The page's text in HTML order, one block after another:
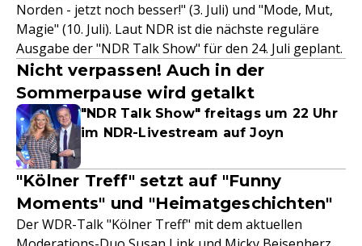
Norden - jetzt noch besser!" (3. Juli) und "Mode, Mut,
Magie" (10. Juli). Laut NDR ist die nächste reguläre
Ausgabe der "NDR Talk Show" für den 24. Juli geplant.
Nicht verpassen! Auch in der
Sommerpause wird getalkt
"NDR Talk Show" freitags um 22 Uhr
im NDR-Livestream auf Joyn
"Kölner Treff" setzt auf "Funny
Moments" und "Heimatgeschichten"
Der WDR-Talk "Kölner Treff" mit dem aktuellen